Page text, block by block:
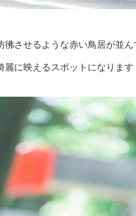
させるような赤い鳥居が並ん
麗に映えるスポットになります